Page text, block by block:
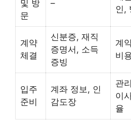
및 방
문
–
인,
계약
체결
신분증, 재직
증명서, 소득
증빙
계
비
입주
준비
계좌 정보, 인
감도장
관
이
율